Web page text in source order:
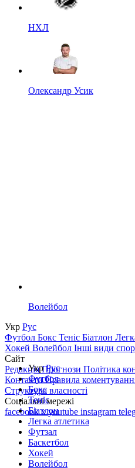
НХЛ
Олександр Усик
Волейбол
Укр Рус
Футбол Бокс Теніс Біатлон
Хокей Волейбол Інші види
Сайт
РедакціяПрогнози Політика
КонтактиПравила
Структура власності
Соціальні мережі
facebookxyoutube instagram
УкрРус
Футбол
Бокс
Теніс
Біатлон
Легка атлетика
Футзал
Баскетбол
Хокей
Волейбол